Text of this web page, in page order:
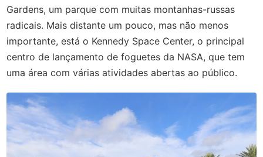
Gardens, um parque com muitas montanhas-russas
radicais. Mais distante um pouco, mas não menos
importante, está o Kennedy Space Center, o principal
centro de lançamento de foguetes da NASA, que tem
uma área com várias atividades abertas ao público.